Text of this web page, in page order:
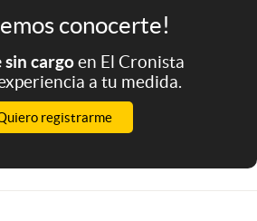
conocerte!
sin cargoen El Cronista
a tu medida.
registrarme